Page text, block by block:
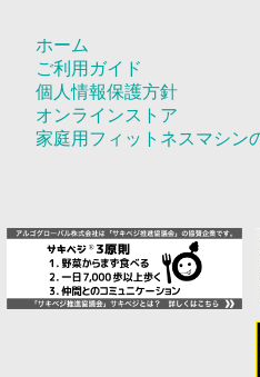
ホーム
ご利用ガイド
個人情報保護方針
オンラインストア
家庭用フィットネスマシン